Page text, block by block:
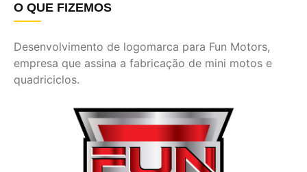
O QUE FIZEMOS
Desenvolvimento de logomarca para Fun Motors,
empresa que assina a fabricação de mini motos e
quadriciclos.